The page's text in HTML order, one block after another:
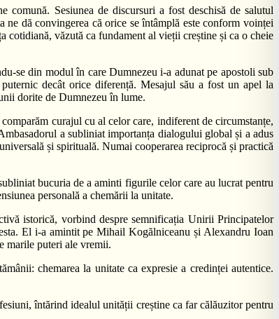
comună. Sesiunea de discursuri a fost deschisă de salutul
ne dă convingerea că orice se întâmplă este conform voinței
văzută ca fundament al vieții creștine și ca o cheie
se din modul în care Dumnezeu i-a adunat pe apostoli sub
decât orice diferență. Mesajul său a fost un apel la
dorite de Dumnezeu în lume.
curajul cu al celor care, indiferent de circumstanțe,
a subliniat importanța dialogului global și a adus
și spirituală. Numai cooperarea reciprocă și practică
bucuria de a aminti figurile celor care au lucrat pentru
personală a chemării la unitate.
istorică, vorbind despre semnificația Unirii Principatelor
El i-a amintit pe Mihail Kogălniceanu și Alexandru Ioan
marile puteri ale vremii.
chemarea la unitate ca expresie a credinței autentice.
întărind idealul unității creștine ca far călăuzitor pentru